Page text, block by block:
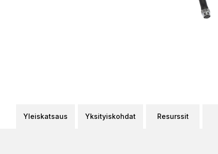
Yleiskatsaus Yksityiskohdat Resurssit